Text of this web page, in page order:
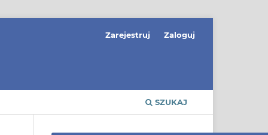
SZUKAJ
Zarejestruj Zaloguj